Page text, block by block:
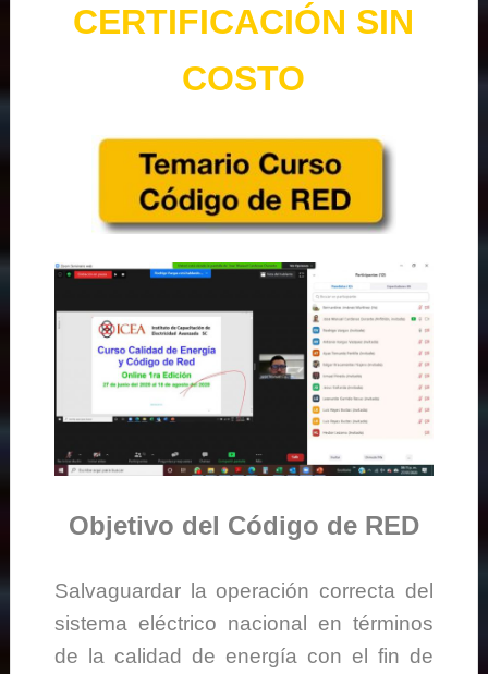
CERTIFICACIÓN SIN
COSTO
Objetivo del Código de RED
Salvaguardar la operación correcta del
sistema eléctrico nacional en términos
de la calidad de energía con el fin de